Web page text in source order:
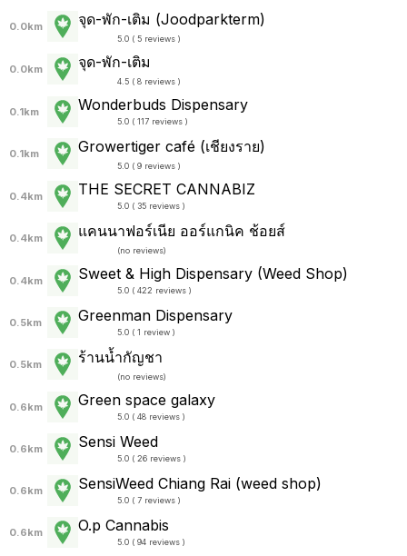
0.0km จุด-พัก-เติม (Joodparkterm)
5.0 ( 5 reviews )
0.0km จุด-พัก-เติม
4.5 ( 8 reviews )
0.1km Wonderbuds Dispensary
5.0 ( 117 reviews )
0.1km Growertiger café (เชียงราย)
5.0 ( 9 reviews )
0.4km THE SECRET CANNABIZ
5.0 ( 35 reviews )
0.4km แคนนาฟอร์เนีย ออร์แกนิค ช้อยส์
(no reviews)
0.4km Sweet & High Dispensary (Weed Shop)
5.0 ( 422 reviews )
0.5km Greenman Dispensary
5.0 ( 1 review )
0.5km ร้านน้ำกัญชา
(no reviews)
0.6km Green space galaxy
5.0 ( 48 reviews )
0.6km Sensi Weed
5.0 ( 26 reviews )
0.6km SensiWeed Chiang Rai (weed shop)
5.0 ( 7 reviews )
0.6km O.p Cannabis
5.0 ( 94 reviews )